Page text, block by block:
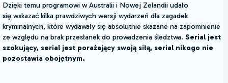
Dzięki temu programowi w Australii i Nowej Zelandii udało
się wskazać kilka prawdziwych wersji wydarzeń dla zagadek
kryminalnych, które wydawały się absolutnie skazane na zapomnienie
ze względu na brak przesłanek do prowadzenia śledztwa. Serial jest
szokujący, serial jest porażający swoją siłą, serial nikogo nie
pozostawia obojętnym.